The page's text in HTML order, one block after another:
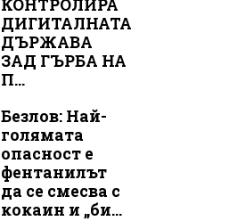
КОНТРОЛИРА
ДИГИТАЛНАТА
ДЪРЖАВА
ЗАД ГЪРБА НА
П...
Безлов: Най-
голямата
опасност е
фентанилът
да се смесва с
кокаин и „би...